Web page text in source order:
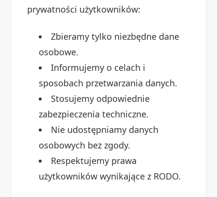
prywatności użytkowników:
Zbieramy tylko niezbędne dane
osobowe.
Informujemy o celach i
sposobach przetwarzania danych.
Stosujemy odpowiednie
zabezpieczenia techniczne.
Nie udostępniamy danych
osobowych bez zgody.
Respektujemy prawa
użytkowników wynikające z RODO.